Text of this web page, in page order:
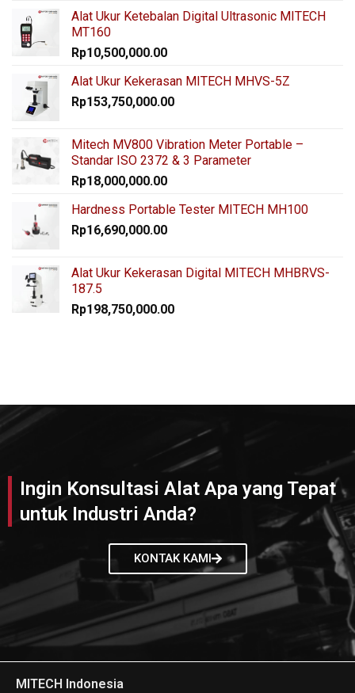
Alat Ukur Ketebalan Digital Ultrasonic MITECH
MT160
Rp10,500,000.00
Alat Ukur Kekerasan MITECH MHVS-5Z
Rp153,750,000.00
Mitech MV800 Vibration Meter Portable –
Standar ISO 2372 & 3 Parameter
Rp18,000,000.00
Hardness Portable Tester MITECH MH100
Rp16,690,000.00
Alat Ukur Kekerasan Digital MITECH MHBRVS-
187.5
Rp198,750,000.00
Ingin Konsultasi Alat Apa yang Tepat
untuk Industri Anda?
KONTAK KAMI
MITECH Indonesia